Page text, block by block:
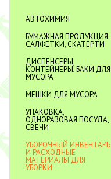
АВТОХИМИЯ
БУМАЖНАЯ ПРОДУКЦИЯ,
САЛФЕТКИ, СКАТЕРТИ
ДИСПЕНСЕРЫ,
КОНТЕЙНЕРЫ, БАКИ ДЛЯ
МУСОРА
МЕШКИ ДЛЯ МУСОРА
УПАКОВКА,
ОДНОРАЗОВАЯ ПОСУДА,
СВЕЧИ
УБОРОЧНЫЙ ИНВЕНТАРЬ
И РАСХОДНЫЕ
МАТЕРИАЛЫ ДЛЯ
УБОРКИ